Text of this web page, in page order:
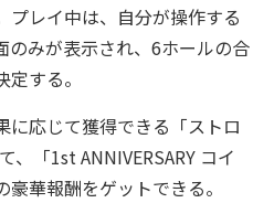
プレイ中は、自分が操作する
のみが表示され、6ホールの合
する。
応じて獲得できる「ストロ
、「1st ANNIVERSARY コイ
華報酬をゲットできる。